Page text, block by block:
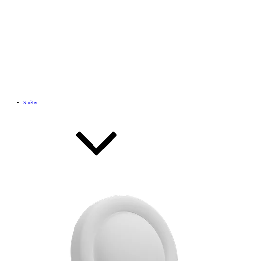
Služby